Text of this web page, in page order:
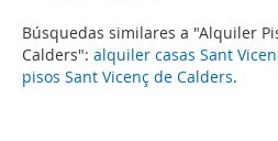
Búsquedas similares a "Alquiler
Calders": alquiler casas Sant
pisos Sant Vicenç de Calders.